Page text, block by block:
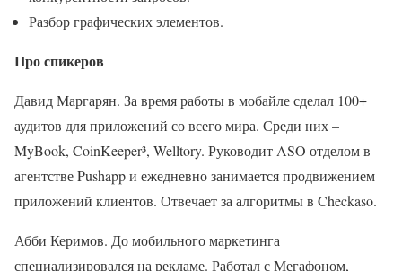
Разбор графических элементов.
Про спикеров
Давид Маргарян. За время работы в мобайле сделал 100+
аудитов для приложений со всего мира. Среди них –
MyBook, ‎CoinKeeper³, Welltory. Руководит ASO отделом в
агентстве Pushapp и ежедневно занимается продвижением
приложений клиентов. Отвечает за алгоритмы в Checkaso.
Абби Керимов. До мобильного маркетинга
специализировался на рекламе. Работал с Мегафоном,